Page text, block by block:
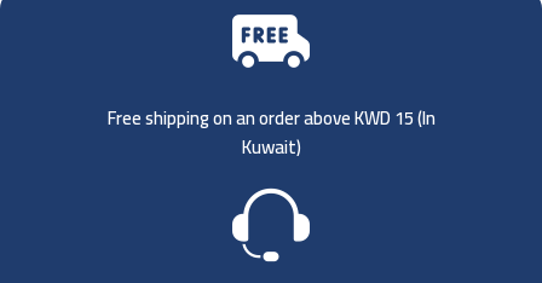
Free shipping on an order above KWD 15 (In
Kuwait)